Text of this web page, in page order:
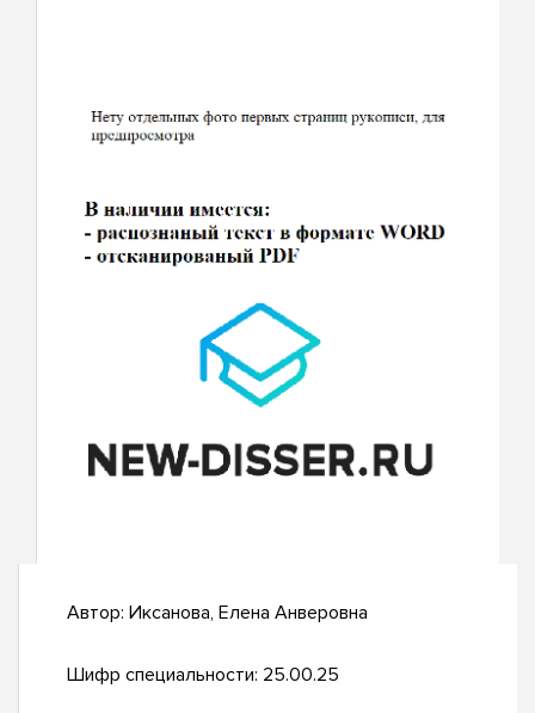
Автор: Иксанова, Елена Анверовна
Шифр специальности: 25.00.25